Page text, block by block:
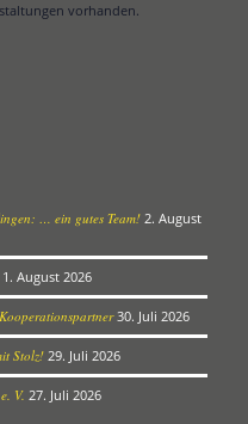
vorhanden.
… ein gutes Team! 2. August
1. August 2026
30. Juli 2026
Stolz! 29. Juli 2026
V. 27. Juli 2026